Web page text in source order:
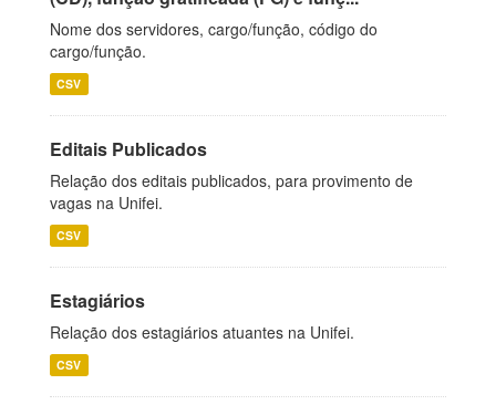
Nome dos servidores, cargo/função, código do
cargo/função.
CSV
Editais Publicados
Relação dos editais publicados, para provimento de
vagas na Unifei.
CSV
Estagiários
Relação dos estagiários atuantes na Unifei.
CSV